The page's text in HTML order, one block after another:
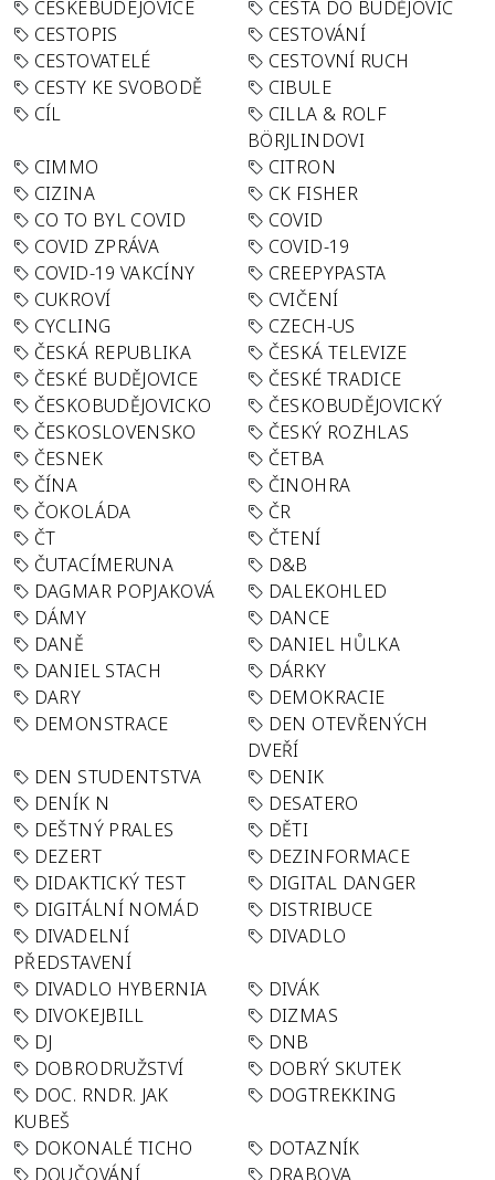
CESKEBUDEJOVICE
CESTA DO BUDĚJOVIC
CESTOPIS
CESTOVÁNÍ
CESTOVATELÉ
CESTOVNÍ RUCH
CESTY KE SVOBODĚ
CIBULE
CÍL
CILLA & ROLF
BÖRJLINDOVI
CIMMO
CITRON
CIZINA
CK FISHER
CO TO BYL COVID
COVID
COVID ZPRÁVA
COVID-19
COVID-19 VAKCÍNY
CREEPYPASTA
CUKROVÍ
CVIČENÍ
CYCLING
CZECH-US
ČESKÁ REPUBLIKA
ČESKÁ TELEVIZE
ČESKÉ BUDĚJOVICE
ČESKÉ TRADICE
ČESKOBUDĚJOVICKO
ČESKOBUDĚJOVICKÝ
ČESKOSLOVENSKO
ČESKÝ ROZHLAS
ČESNEK
ČETBA
ČÍNA
ČINOHRA
ČOKOLÁDA
ČR
ČT
ČTENÍ
ČUTACÍMERUNA
D&B
DAGMAR POPJAKOVÁ
DALEKOHLED
DÁMY
DANCE
DANĚ
DANIEL HŮLKA
DANIEL STACH
DÁRKY
DARY
DEMOKRACIE
DEMONSTRACE
DEN OTEVŘENÝCH
DVEŘÍ
DEN STUDENTSTVA
DENIK
DENÍK N
DESATERO
DEŠTNÝ PRALES
DĚTI
DEZERT
DEZINFORMACE
DIDAKTICKÝ TEST
DIGITAL DANGER
DIGITÁLNÍ NOMÁD
DISTRIBUCE
DIVADELNÍ
PŘEDSTAVENÍ
DIVADLO
DIVADLO HYBERNIA
DIVÁK
DIVOKEJBILL
DIZMAS
DJ
DNB
DOBRODRUŽSTVÍ
DOBRÝ SKUTEK
DOC. RNDR. JAK
KUBEŠ
DOGTREKKING
DOKONALÉ TICHO
DOTAZNÍK
DOUČOVÁNÍ
DRABOVA